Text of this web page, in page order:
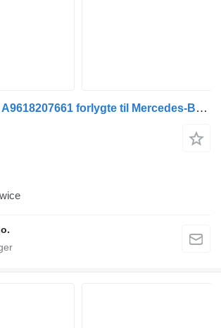
Mercedes-Benz A9618207661 forlygte til Mercedes-Benz Actros MP4, MP5 trækker